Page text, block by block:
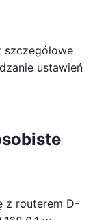
ustawień
z routerem D-